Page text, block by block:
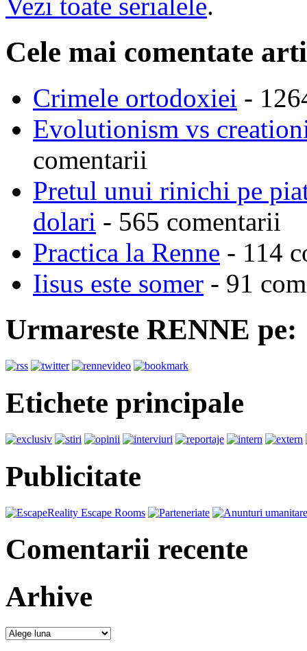
Vezi toate serialele.
Cele mai comentate
Crimele ortodoxiei -
Evolutionism vs
comentarii
Pretul unui rinichi pe
dolari - 565 comentarii
Practica la Renne - 114
Iisus este somer - 91
Urmareste RENNE pe:
Etichete principale
Publicitate
Comentarii recente
Arhive